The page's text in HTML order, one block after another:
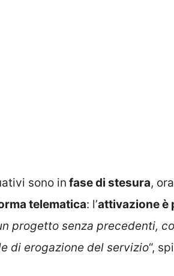
sono in fase di stesura,
telematica: l’attivazione è
progetto senza precedenti,
di erogazione del servizio“,